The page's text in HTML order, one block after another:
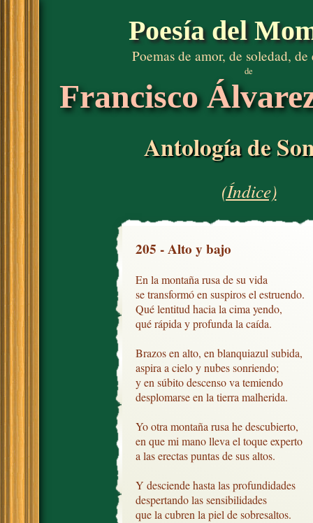
Poesía del
Poemas de amor, de soledad, de
de
Francisco
Antología de
(Índice)
205 - Alto y bajo
En la montaña rusa de su vida
se transformó en suspiros el estruendo.
Qué lentitud hacia la cima yendo,
qué rápida y profunda la caída.
Brazos en alto, en blanquiazul subida,
aspira a cielo y nubes sonriendo;
y en súbito descenso va temiendo
desplomarse en la tierra malherida.
Yo otra montaña rusa he descubierto,
en que mi mano lleva el toque experto
a las erectas puntas de sus altos.
Y desciende hasta las profundidades
despertando las sensibilidades
que la cubren la piel de sobresaltos.